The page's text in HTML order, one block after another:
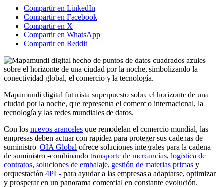
Compartir en LinkedIn
Compartir en Facebook
Compartir en X
Compartir en WhatsApp
Compartir en Reddit
Mapamundi digital futurista superpuesto sobre el horizonte de una
ciudad por la noche, que representa el comercio internacional, la
tecnología y las redes mundiales de datos.
Con los nuevos aranceles que remodelan el comercio mundial, las
empresas deben actuar con rapidez para proteger sus cadenas de
suministro. OIA Global ofrece soluciones integrales para la cadena
de suministro -combinando transporte de mercancías, logística de
contratos, soluciones de embalaje, gestión de materias primas y
orquestación 4PL- para ayudar a las empresas a adaptarse, optimizar
y prosperar en un panorama comercial en constante evolución.